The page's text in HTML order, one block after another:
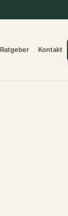
Ratgeber Kontakt